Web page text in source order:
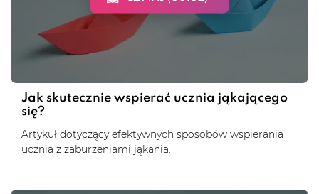
Jak skutecznie wspierać ucznia jąkającego
się?
Artykuł dotyczący efektywnych sposobów wspierania
ucznia z zaburzeniami jąkania.